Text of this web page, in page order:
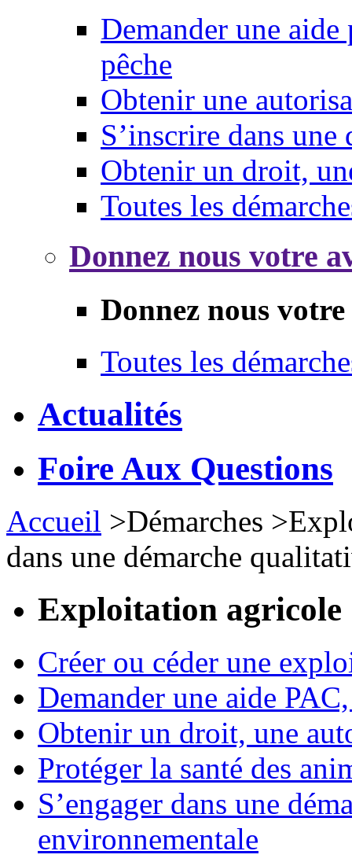
Demander une
pêche
Obtenir une
S’inscrire dans une
Obtenir un droit,
Toutes les
Donnez nous votre
Donnez nous
Toutes les
Actualités
Foire Aux Questions
Accueil >Démarches >
dans une démarche
Exploitation agricole
Créer ou céder une
Demander une aide
Obtenir un droit, une
Protéger la santé des
S’engager dans une
environnementale